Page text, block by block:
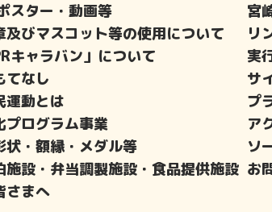
スター・動画等
及びマスコット等の使用について
キャラバン」について
てなし
運動とは
プログラム事業
状・額縁・メダル等
施設・弁当調製施設・食品提供施設
さまへ
宮
リ
実
サ
プ
ア
ソ
お